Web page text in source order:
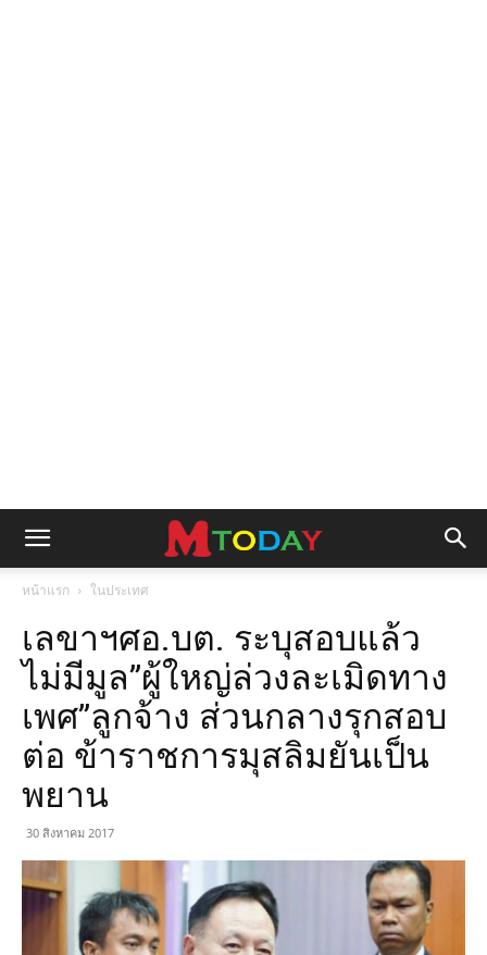
หน้าแรก ในประเทศ
เลขาฯศอ.บต. ระบุสอบแล้ว
ไม่มีมูล”ผู้ใหญ่ล่วงละเมิดทาง
เพศ”ลูกจ้าง ส่วนกลางรุกสอบ
ต่อ ข้าราชการมุสลิมยันเป็น
พยาน
30 สิงหาคม 2017